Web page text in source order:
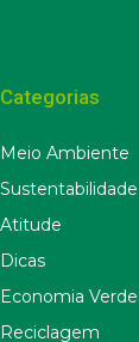
Categorias
Meio Ambiente
Sustentabilidade
Atitude
Dicas
Economia Verde
Reciclagem